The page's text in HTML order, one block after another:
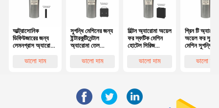
আল্ট্রাসোনিক
ডিফিউজারের জন্য
লেমনগ্রাস অ্যারোমা
ডিফিউজার তেল
ভালো দাম
সুগন্ধি মেশিনের জন্য
ইন্টারকন্টিনেন্টাল
অ্যারোমা তেল
প্রয়োজনীয় তেল
ভালো দাম
হিল্টন অ্যারোমা অয়েল
ফর স্ফটিক মেশিন
হোটেল সিরিজ
ভালো দাম
গ্রিন টি অ্যারোমা
অয়েল ফর স্ফুরণ
মেশিন সুগন্ধি
ভালো দাম